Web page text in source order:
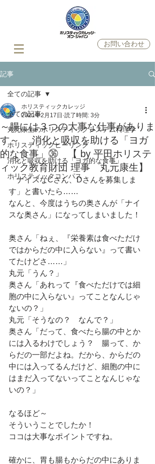
お問い合わせ
記事
全ての記事
丸元康生のホリスティックシステム料理学
ホリスティックヒーリング
消化と吸収を助ける「ヨガ的な食事」
ホリスティックコンパス
全ての記事
～腸には３つの大事な仕事がありま
す～ 消化と吸収を助ける「ヨガ
的な食事」㊱ 【 by 平田ホリステ
ィック教育財団 理事 丸元康生】
ホリスティックカレッジ
2021年2月17日 読了時間: 3分
「ナイスなCさん、Dさんを募集しま
す」と書いたら……
なんと、今度はうちの奥さんが「ナイ
スな奥さん」になってしまいました！
奥さん「ねぇ、『栄養素は食べただけ
ではからだの中に入らない』って書い
てたけどさ……」
丸元「うん？」
奥さん「あれって『食べただけでは細
胞の中に入らない』ってことなんじゃ
ないの？」
丸元「そうなの？　なんで？」
奥さん「だって、食べたら腸の中とか
には入るわけでしょう？　腸って、か
らだの一部だよね。だから、からだの
中には入ってるんだけど、細胞の中に
はまだ入ってないってことなんじゃな
いの？」
なるほど～
そういうことでしたか！
ココは大事なポイントですね。
確かに、胃も腸もからだの中にありま